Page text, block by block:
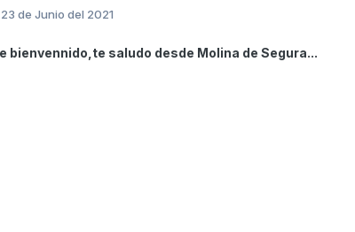
23 de Junio del 2021
bienvennido,te saludo desde Molina de Segura...